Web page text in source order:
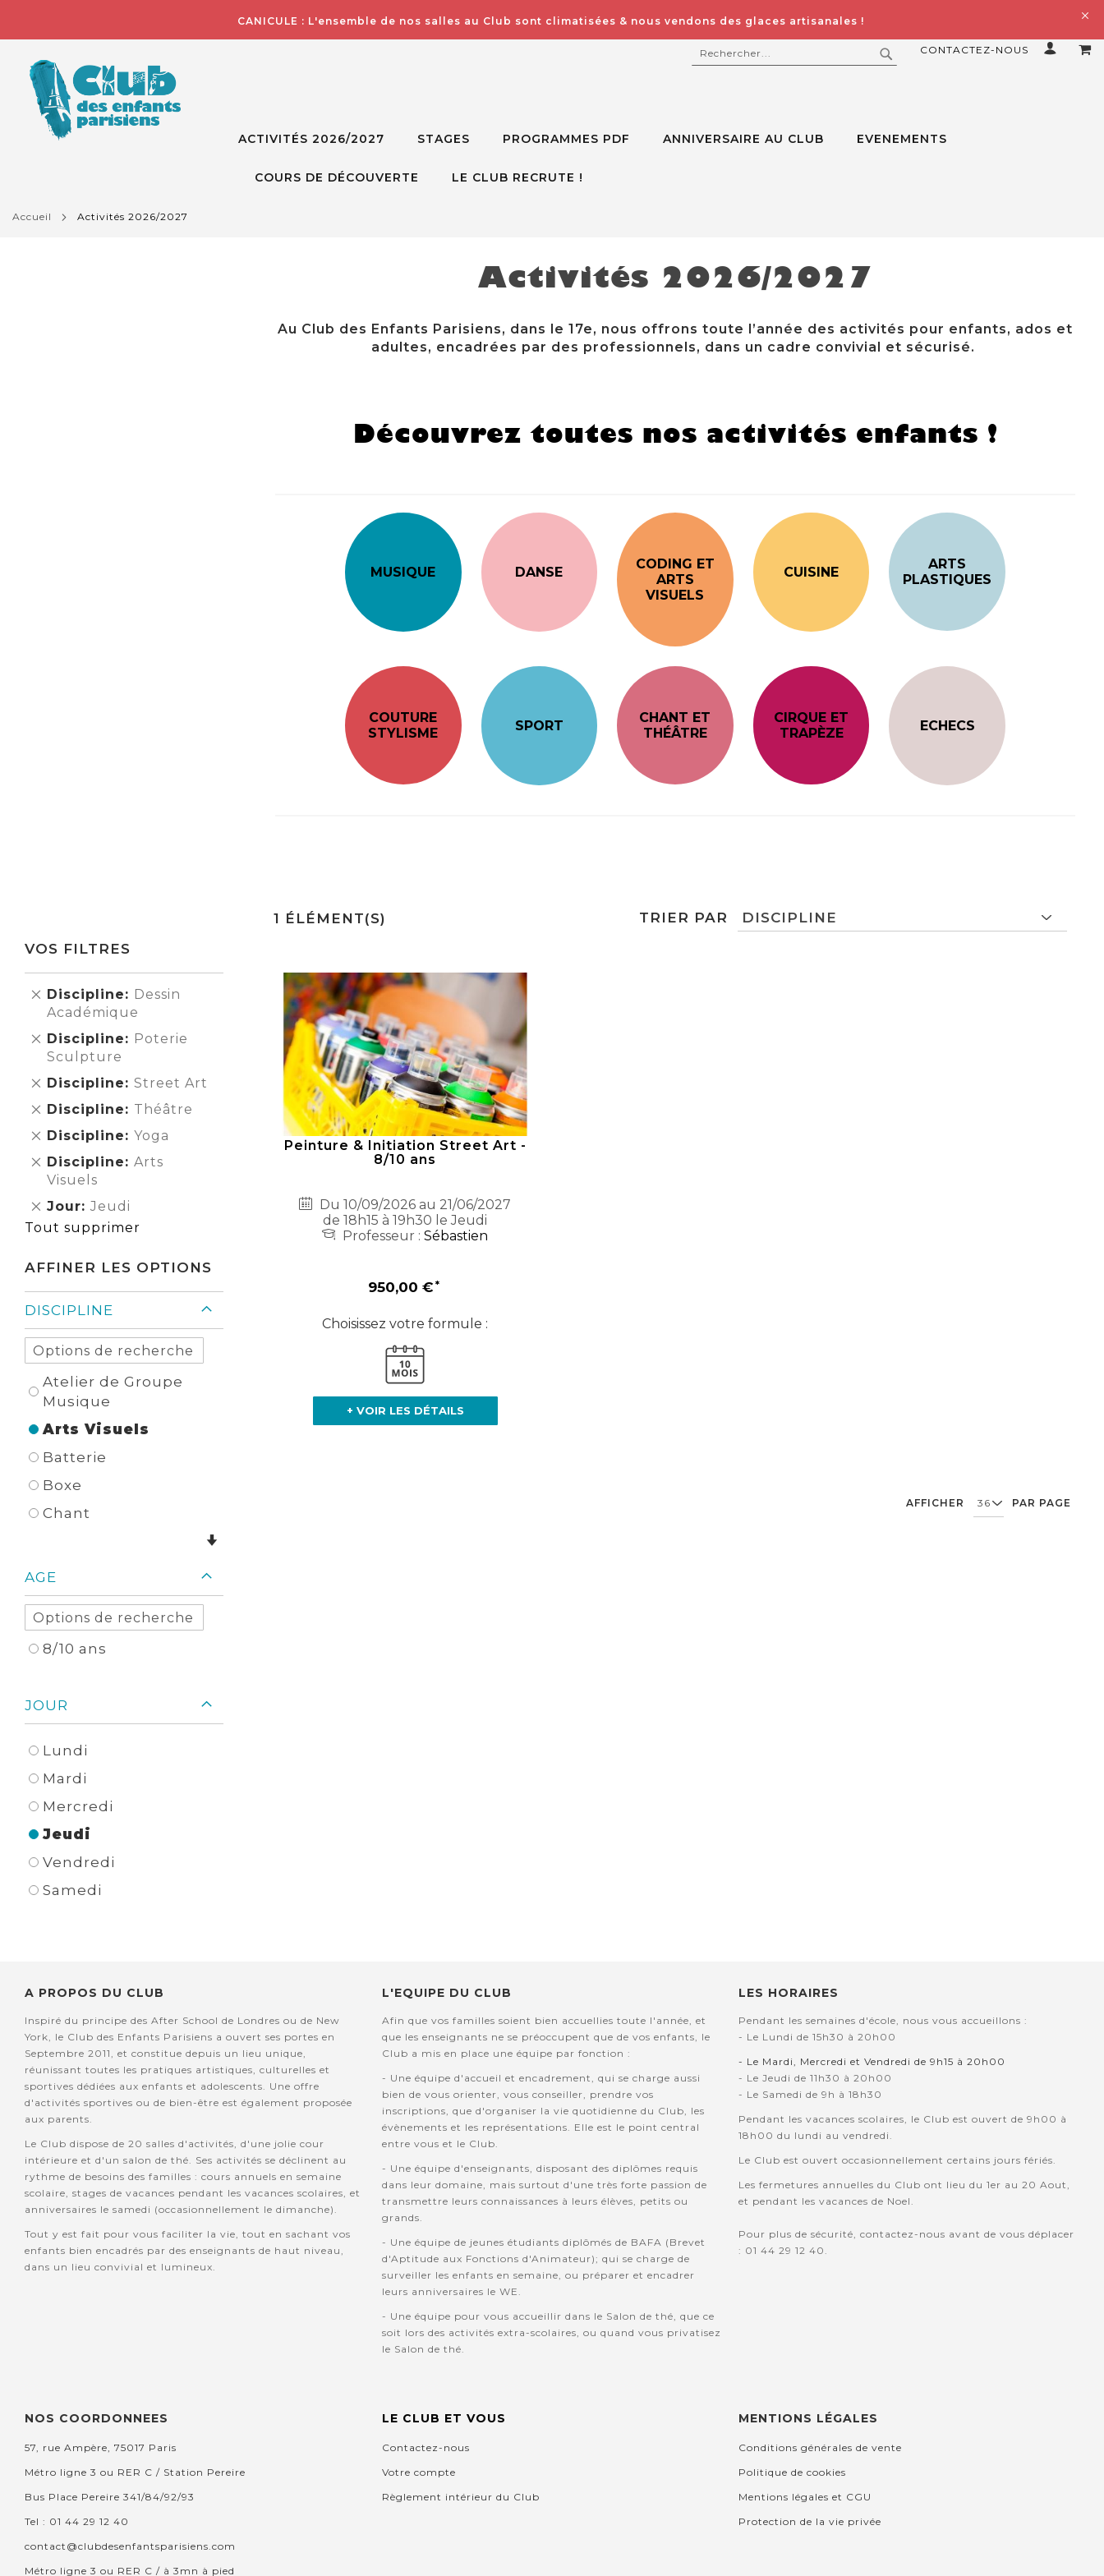
CANICULE : L'ensemble de nos salles au Club sont climatisées & nous vendons des glaces artisanales !
CONTACTEZ-NOUS
RECHERCHER
ACTIVITÉS 2026/2027 STAGES PROGRAMMES PDF ANNIVERSAIRE AU CLUB EVENEMENTS
COURS DE DÉCOUVERTE LE CLUB RECRUTE !
accueil activités 2026/2027
Activités 2026/2027
Au Club des Enfants Parisiens, dans le 17e, nous offrons toute l’année des activités pour enfants, ados et
adultes, encadrées par des professionnels, dans un cadre convivial et sécurisé.
Découvrez toutes nos activités enfants !
MUSIQUE DANSE
CODING ET
ARTS
VISUELS
CUISINE
ARTS
PLASTIQUES
COUTURE
STYLISME
SPORT
CHANT ET
THÉÂTRE
CIRQUE ET
TRAPÈZE
ECHECS
1 ÉLÉMENT(S) TRIER PAR
Peinture & Initiation Street Art -
8/10 ans
Du 10/09/2026 au 21/06/2027
de 18h15 à 19h30 le Jeudi
Professeur :Sébastien
950,00 €
Choisissez votre formule :
+ VOIR LES DÉTAILS
AFFICHER PAR PAGE
VOS FILTRES
Discipline
Dessin
Académique
Supprimer
cet
Élément
Discipline
Poterie
Sculpture
Supprimer
cet
Élément
Discipline Street Art
Supprimer
cet
Élément
Discipline Théâtre
Supprimer
cet
Élément
Discipline Yoga
Supprimer
cet
Élément
Discipline
Arts
Visuels
Supprimer
cet
Jour Jeudi
Supprimer
cet
Tout supprimer
AFFINER LES OPTIONS
DISCIPLINE
Atelier de Groupe
Musique
Arts Visuels
Batterie
Boxe
Chant
AGE
8/10 ans
JOUR
Lundi
Mardi
Mercredi
Jeudi
Vendredi
Samedi
A PROPOS DU CLUB
Inspiré du principe des After School de Londres ou de New
York, le Club des Enfants Parisiens a ouvert ses portes en
Septembre 2011, et constitue depuis un lieu unique,
réunissant toutes les pratiques artistiques, culturelles et
sportives dédiées aux enfants et adolescents. Une offre
d'activités sportives ou de bien-être est également proposée
aux parents.
Le Club dispose de 20 salles d'activités, d'une jolie cour
intérieure et d'un salon de thé. Ses activités se déclinent au
rythme de besoins des familles : cours annuels en semaine
scolaire, stages de vacances pendant les vacances scolaires, et
anniversaires le samedi (occasionnellement le dimanche).
Tout y est fait pour vous faciliter la vie, tout en sachant vos
enfants bien encadrés par des enseignants de haut niveau,
dans un lieu convivial et lumineux.
L'EQUIPE DU CLUB
Afin que vos familles soient bien accuellies toute l'année, et
que les enseignants ne se préoccupent que de vos enfants, le
Club a mis en place une équipe par fonction :
- Une équipe d'accueil et encadrement, qui se charge aussi
bien de vous orienter, vous conseiller, prendre vos
inscriptions, que d'organiser la vie quotidienne du Club, les
évènements et les représentations. Elle est le point central
entre vous et le Club.
- Une équipe d'enseignants, disposant des diplômes requis
dans leur domaine, mais surtout d'une très forte passion de
transmettre leurs connaissances à leurs élèves, petits ou
grands.
- Une équipe de jeunes étudiants diplômés de BAFA (Brevet
d'Aptitude aux Fonctions d'Animateur); qui se charge de
surveiller les enfants en semaine, ou préparer et encadrer
leurs anniversaires le WE.
- Une équipe pour vous accueillir dans le Salon de thé, que ce
soit lors des activités extra-scolaires, ou quand vous privatisez
le Salon de thé.
LES HORAIRES
Pendant les semaines d'école, nous vous accueillons :
- Le Lundi de 15h30 à 20h00
- Le Mardi, Mercredi et Vendredi de 9h15 à 20h00
- Le Jeudi de 11h30 à 20h00
- Le Samedi de 9h à 18h30
Pendant les vacances scolaires, le Club est ouvert de 9h00 à
18h00 du lundi au vendredi.
Le Club est ouvert occasionnellement certains jours fériés.
Les fermetures annuelles du Club ont lieu du 1er au 20 Aout,
et pendant les vacances de Noel.
Pour plus de sécurité, contactez-nous avant de vous déplacer
: 01 44 29 12 40.
NOS COORDONNEES
57, rue Ampère, 75017 Paris
Métro ligne 3 ou RER C / Station Pereire
Bus Place Pereire 341/84/92/93
Tel : 01 44 29 12 40
contact@clubdesenfantsparisiens.com
Métro ligne 3 ou RER C / à 3mn à pied
LE CLUB ET VOUS
Contactez-nous
Votre compte
Règlement intérieur du Club
MENTIONS LÉGALES
Conditions générales de vente
Politique de cookies
Mentions légales et CGU
Protection de la vie privée